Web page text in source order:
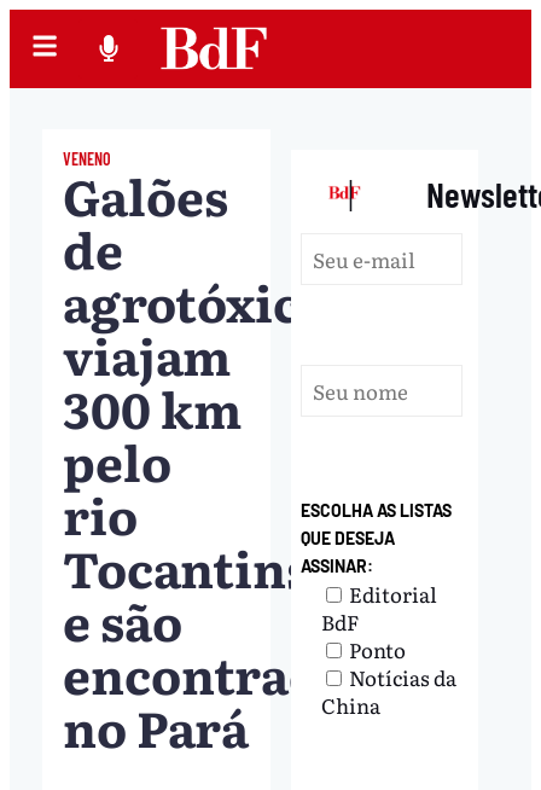
VENENO
Galões
de
agrotóxico
viajam
300 km
pelo
rio
Tocantins
e são
encontrados
no Pará
|
ESCOLHA AS LISTAS
QUE DESEJA
ASSINAR:
Editorial
BdF
Ponto
Notícias da
China